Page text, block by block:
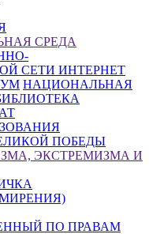
СРЕДА
СЕТИ ИНТЕРНЕТ
НАЦИОНАЛЬНАЯ
ПОБЕДЫ
ЭКСТРЕМИЗМА И
ПО ПРАВАМ